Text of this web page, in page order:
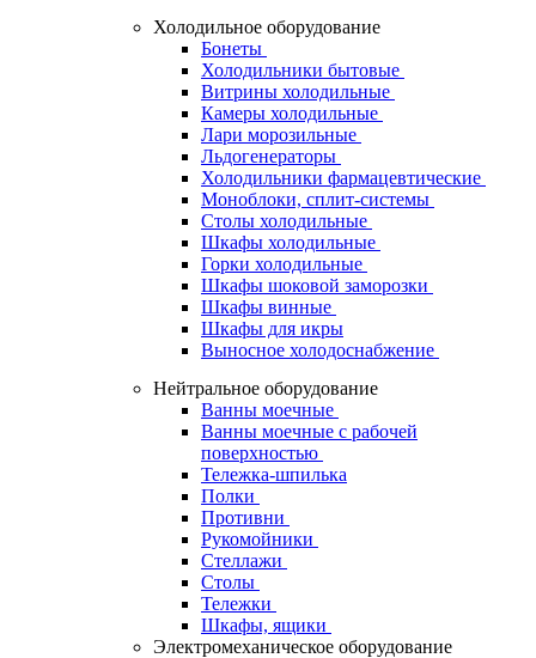
Холодильное оборудование
Бонеты
Холодильники бытовые
Витрины холодильные
Камеры холодильные
Лари морозильные
Льдогенераторы
Холодильники фармацевтические
Моноблоки, сплит-системы
Столы холодильные
Шкафы холодильные
Горки холодильные
Шкафы шоковой заморозки
Шкафы винные
Шкафы для икры
Выносное холодоснабжение
Нейтральное оборудование
Ванны моечные
Ванны моечные с рабочей
поверхностью
Тележка-шпилька
Полки
Противни
Рукомойники
Стеллажи
Столы
Тележки
Шкафы, ящики
Электромеханическое оборудование